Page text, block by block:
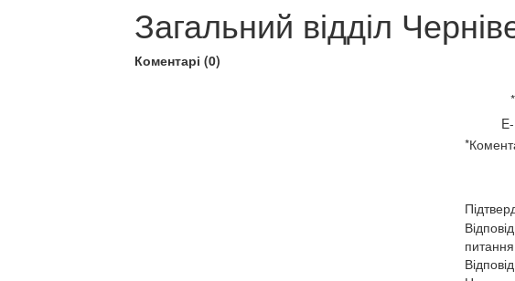
Загальний відділ
Коментарі (0)
*
*